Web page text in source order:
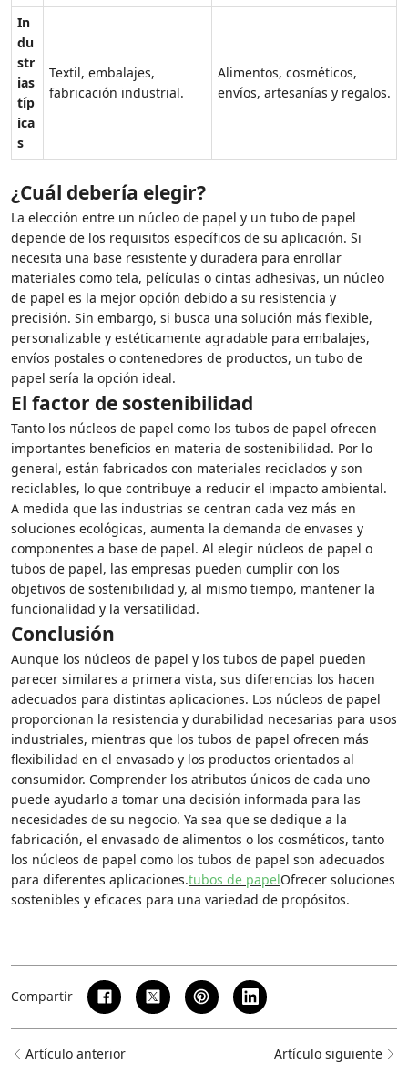
In
du
str
ias
típ
ica
s
Textil, embalajes,
fabricación industrial.
Alimentos, cosméticos,
envíos, artesanías y regalos.
¿Cuál debería elegir?
La elección entre un núcleo de papel y un tubo de papel
depende de los requisitos específicos de su aplicación. Si
necesita una base resistente y duradera para enrollar
materiales como tela, películas o cintas adhesivas, un núcleo
de papel es la mejor opción debido a su resistencia y
precisión. Sin embargo, si busca una solución más flexible,
personalizable y estéticamente agradable para embalajes,
envíos postales o contenedores de productos, un tubo de
papel sería la opción ideal.
El factor de sostenibilidad
Tanto los núcleos de papel como los tubos de papel ofrecen
importantes beneficios en materia de sostenibilidad. Por lo
general, están fabricados con materiales reciclados y son
reciclables, lo que contribuye a reducir el impacto ambiental.
A medida que las industrias se centran cada vez más en
soluciones ecológicas, aumenta la demanda de envases y
componentes a base de papel. Al elegir núcleos de papel o
tubos de papel, las empresas pueden cumplir con los
objetivos de sostenibilidad y, al mismo tiempo, mantener la
funcionalidad y la versatilidad.
Conclusión
Aunque los núcleos de papel y los tubos de papel pueden
parecer similares a primera vista, sus diferencias los hacen
adecuados para distintas aplicaciones. Los núcleos de papel
proporcionan la resistencia y durabilidad necesarias para usos
industriales, mientras que los tubos de papel ofrecen más
flexibilidad en el envasado y los productos orientados al
consumidor. Comprender los atributos únicos de cada uno
puede ayudarlo a tomar una decisión informada para las
necesidades de su negocio. Ya sea que se dedique a la
fabricación, el envasado de alimentos o los cosméticos, tanto
los núcleos de papel como los tubos de papel son adecuados
para diferentes aplicaciones.tubos de papelOfrecer soluciones
sostenibles y eficaces para una variedad de propósitos.
Compartir
Artículo anterior Artículo siguiente